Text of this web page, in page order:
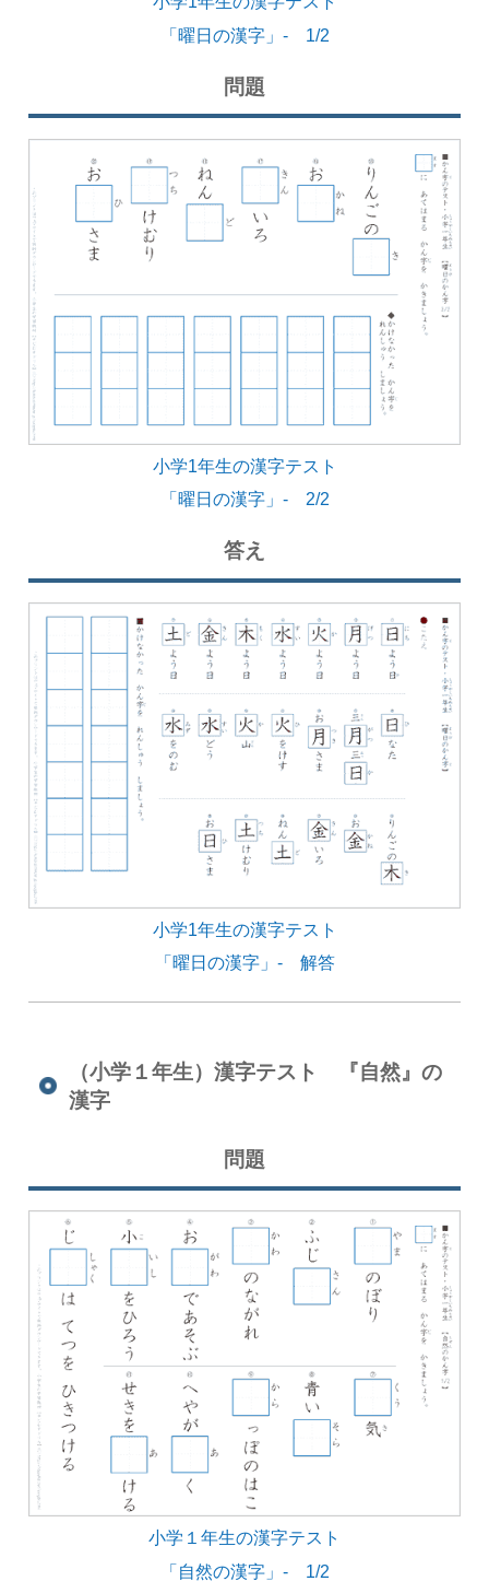
「曜日の漢字」- 1/2
問題
小学1年生の漢字テスト
「曜日の漢字」- 2/2
答え
小学1年生の漢字テスト
「曜日の漢字」- 解答
（小学１年生）漢字テスト 『自然』の
漢字
問題
小学１年生の漢字テスト
「自然の漢字」- 1/2